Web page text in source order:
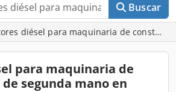
Buscar
diésel para maquinaria de
para maquinaria de
segunda mano en